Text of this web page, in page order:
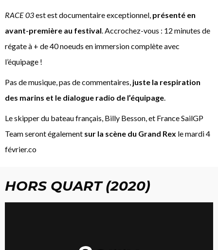
RACE 03est est documentaire exceptionnel, présenté en
avant-première au festival. Accrochez-vous : 12 minutes de
régate à + de 40 noeuds en immersion complète avec
l’équipage !
Pas de musique, pas de commentaires, juste la respiration
des marins et le dialogue radio de l’équipage.
Le skipper du bateau français, Billy Besson, et France SailGP
Team seront également sur la scène du Grand Rex le mardi 4
février.co
HORS QUART (2020)